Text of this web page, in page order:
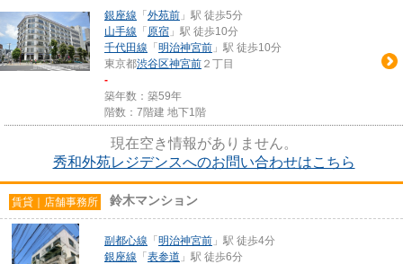
銀座線 「 外苑前 」駅 徒歩5分
山手線 「 原宿 」駅 徒歩10分
千代田線 「 明治神宮前 」駅 徒歩10分
東京都渋谷区神宮前 ２丁目
-
築年数：築59年
階数：7階建 地下1階
現在空き情報がありません。
秀和外苑レジデンスへのお問い合わせはこちら
賃貸｜店舗事務所 鈴木マンション
副都心線 「 明治神宮前 」駅 徒歩4分
銀座線 「 表参道 」駅 徒歩6分